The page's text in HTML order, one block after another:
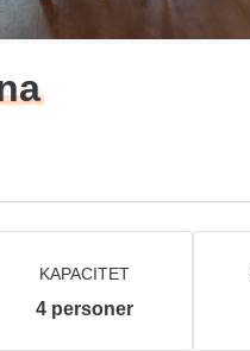
KAPACITET
4 personer